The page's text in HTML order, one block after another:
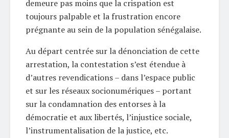
demeure pas moins que la crispation est
toujours palpable et la frustration encore
prégnante au sein de la population sénégalaise.
Au départ centrée sur la dénonciation de cette
arrestation, la contestation s’est étendue à
d’autres revendications – dans l’espace public
et sur les réseaux socionumériques – portant
sur la condamnation des entorses à la
démocratie et aux libertés, l’injustice sociale,
l’instrumentalisation de la justice, etc.